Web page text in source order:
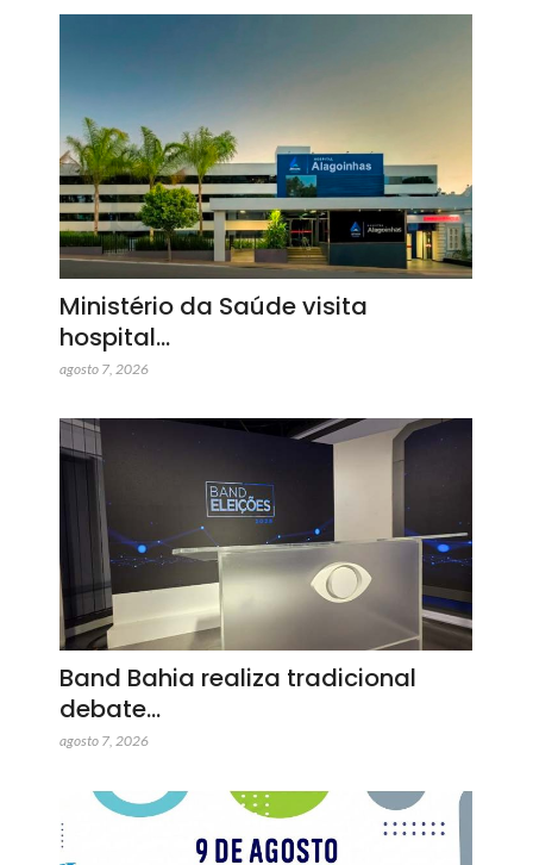
Ministério da Saúde visita
hospital…
agosto 7, 2026
Band Bahia realiza tradicional
debate…
agosto 7, 2026